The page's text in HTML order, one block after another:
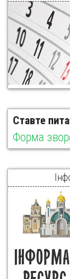
Ставте
Форма